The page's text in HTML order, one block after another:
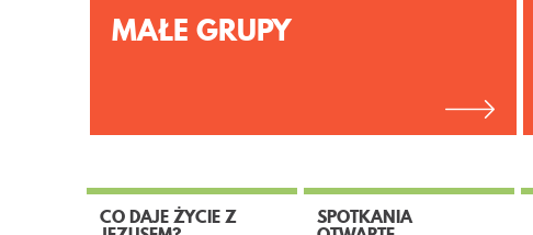
MAŁE GRUPY
CO DAJE ŻYCIE Z SPOTKANIA